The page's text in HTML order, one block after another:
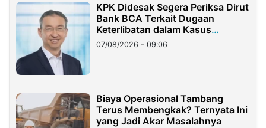
KPK Didesak Segera Periksa Dirut
Bank BCA Terkait Dugaan
Keterlibatan dalam Kasus
Hilangnya Dana Nasabah Rp2,58
Miliar
07/08/2026 - 09:06
Biaya Operasional Tambang
Terus Membengkak? Ternyata Ini
yang Jadi Akar Masalahnya